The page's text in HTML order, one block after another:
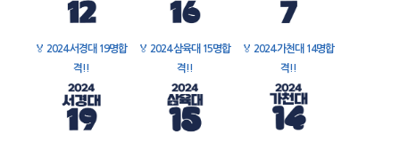
🏅 2024 서경대 19명합
격!!
🏅 2024 삼육대 15명합
격!!
🏅 2024 가천대 14명합
격!!